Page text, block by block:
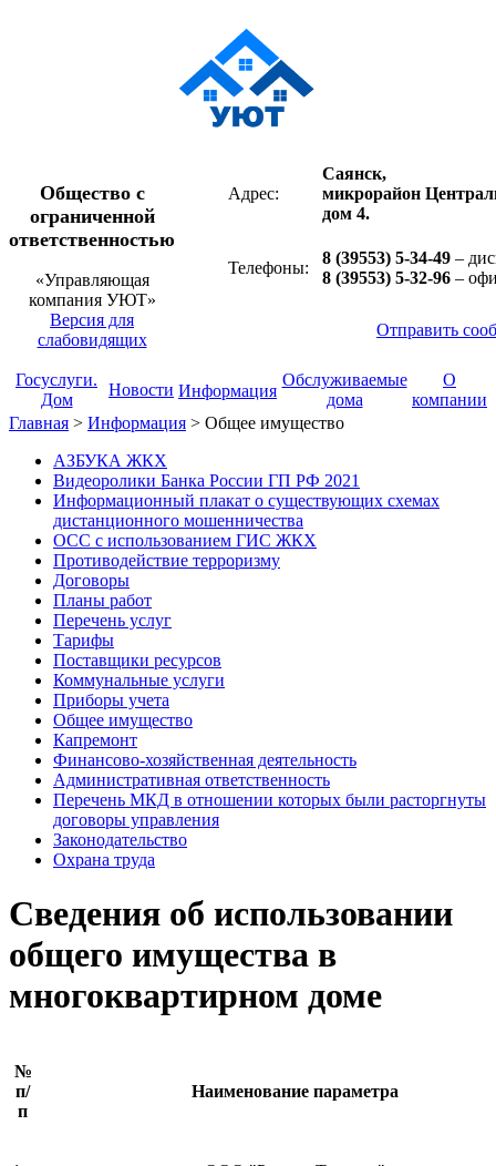
Общество с
ограниченной
ответственностью
«Управляющая
компания УЮТ»
Адрес:
Саянск,
микрорайон
дом 4.
Телефоны:
8 (39553) 5-34-49 –
8 (39553) 5-32-96 –
Версия для
слабовидящих
Отправить
Госуслуги.
Дом
Новости Информация
Обслуживаемые
дома
О
компании
Главная > Информация > Общее имущество
АЗБУКА ЖКХ
Видеоролики Банка России ГП РФ 2021
Информационный плакат о существующих схемах
дистанционного мошенничества
ОСС с использованием ГИС ЖКХ
Противодействие терроризму
Договоры
Планы работ
Перечень услуг
Тарифы
Поставщики ресурсов
Коммунальные услуги
Приборы учета
Общее имущество
Капремонт
Финансово-хозяйственная деятельность
Административная ответственность
Перечень МКД в отношении которых были расторгнуты
договоры управления
Законодательство
Охрана труда
Сведения об использовании
общего имущества в
многоквартирном доме
№
п/
п
Наименование параметра